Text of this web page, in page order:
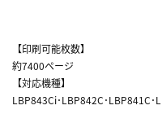
【印刷可能枚数】
約7400ページ
【対応機種】
LBP843Ci･LBP842C･LBP841C･